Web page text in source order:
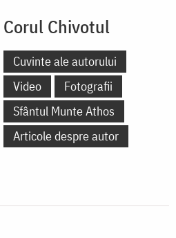
Corul Chivotul
Cuvinte ale autorului
Video
Fotografii
Sfântul Munte Athos
Articole despre autor